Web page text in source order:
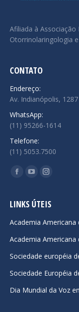
Afiliada à Associação
Otorrinolaringologia
CONTATO
Endereço:
Av. Indianópolis,
WhatsApp:
(11) 95266-1614
Telefone:
(11) 5053.7500
Encontre-nos em:
Facebook
opens
new
window
YouTube
opens
new
window
Instagram
opens
new
window
LINKS ÚTEIS
Academia
Academia
Sociedade européia
Sociedade Européia
Dia Mundial da Voz